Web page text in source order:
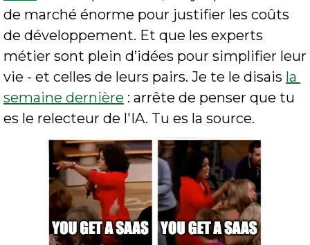
de marché énorme pour justifier les coûts
de développement. Et que les experts
métier sont plein d’idées pour simplifier leur
vie - et celles de leurs pairs. Je te le disais la
semaine dernière : arrête de penser que tu
es le relecteur de l'IA. Tu es la source.